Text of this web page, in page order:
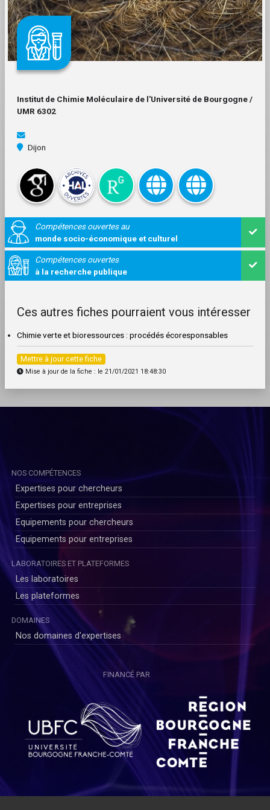
Institut de Chimie Moléculaire de l'Université de Bourgogne /
UMR 6302
Dijon
Compétences ouvertes au
monde socio-économique et culturel
Compétences ouvertes
à la recherche publique
Ces autres fiches pourraient vous intéresser
Chimie verte et bioressources : procédés écoresponsables
Mettre à jour cette fiche
Mise à jour de la fiche : le 21/01/2021 18:48:30
NOS COMPÉTENCES
Expertises pour chercheurs
Expertises pour entreprises
Equipements pour chercheurs
Equipements pour entreprises
LABORATOIRES ET PLATEFORMES
Les laboratoires
Les plateformes
DOMAINES
Nos domaines d'expertises
FINANCÉ PAR